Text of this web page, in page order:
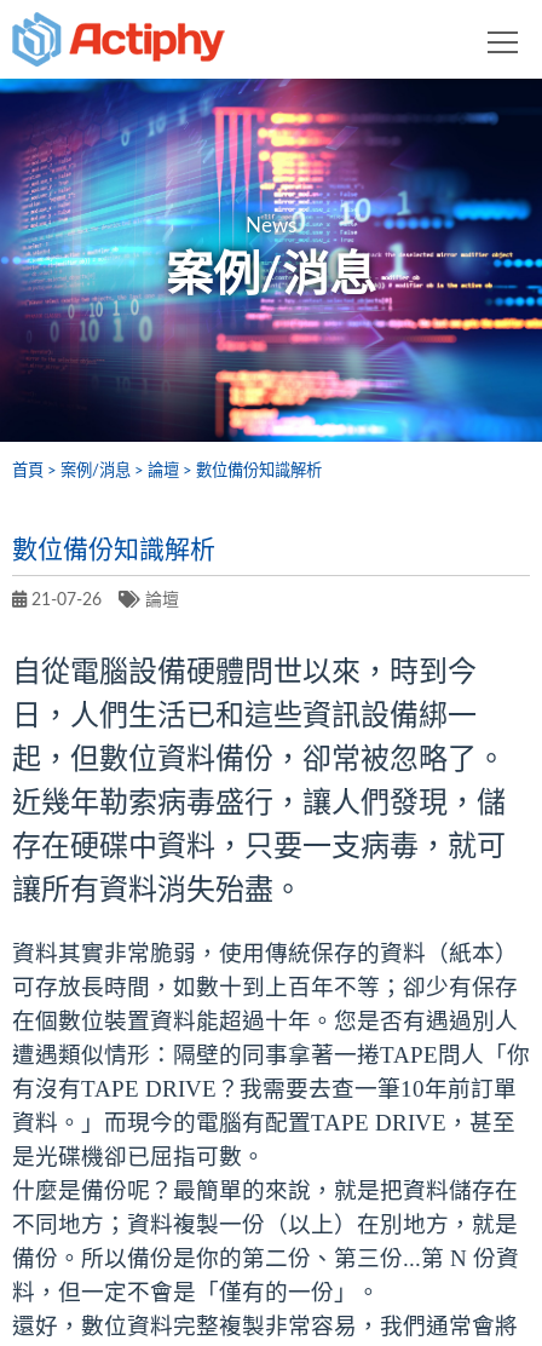
News
案例/消息
首頁 案例/消息 論壇 數位備份知識解析
數位備份知識解析
21-07-26 論壇
自從電腦設備硬體問世以來，時到今
日，人們生活已和這些資訊設備綁一
起，但數位資料備份，卻常被忽略了。
近幾年勒索病毒盛行，讓人們發現，儲
存在硬碟中資料，只要一支病毒，就可
讓所有資料消失殆盡。
資料其實非常脆弱，使用傳統保存的資料（紙本）
可存放長時間，如數十到上百年不等；卻少有保存
在個數位裝置資料能超過十年。您是否有遇過別人
遭遇類似情形：隔壁的同事拿著一捲TAPE問人「你
有沒有TAPE DRIVE？我需要去查一筆10年前訂單
資料。」而現今的電腦有配置TAPE DRIVE，甚至
是光碟機卻已屈指可數。
什麼是備份呢？最簡單的來說，就是把資料儲存在
不同地方；資料複製一份（以上）在別地方，就是
備份。所以備份是你的第二份、第三份...第 N 份資
料，但一定不會是「僅有的一份」。
還好，數位資料完整複製非常容易，我們通常會將